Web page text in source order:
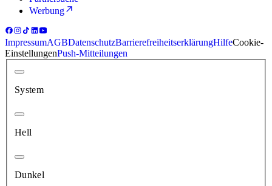
Werbung
ImpressumAGBDatenschutzBarrierefreiheitserklärungHilfeCookie-
EinstellungenPush-Mitteilungen
System
Hell
Dunkel